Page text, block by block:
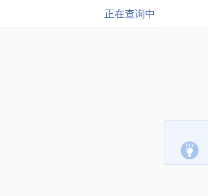
正在查询中